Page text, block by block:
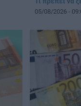
05/08/2026 -